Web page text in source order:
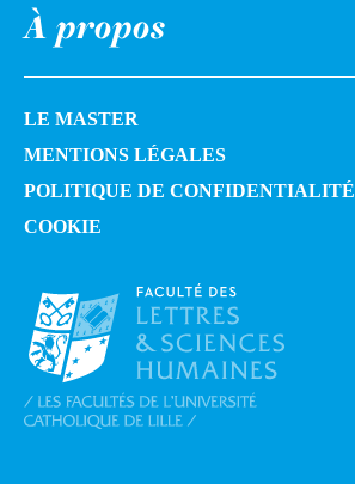
À propos
LE MASTER
MENTIONS LÉGALES
POLITIQUE DE CONFIDENTIALITÉ
COOKIE